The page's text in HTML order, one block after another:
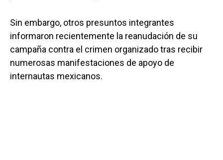
Sin embargo, otros presuntos integrantes
informaron recientemente la reanudación de su
campaña contra el crimen organizado tras recibir
numerosas manifestaciones de apoyo de
internautas mexicanos.